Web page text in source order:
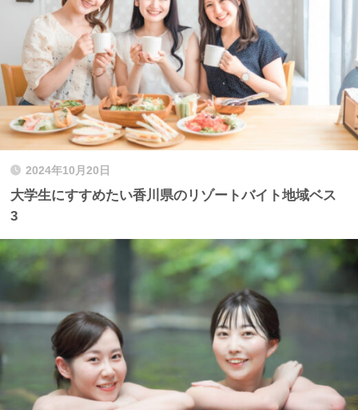
2024年10月20日
大学生にすすめたい香川県のリゾートバイト地域ベス
3